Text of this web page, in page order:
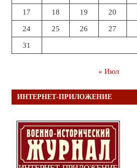
17 18 19 20
24 25 26 27
31
« Июл
ИНТЕРНЕТ-ПРИЛОЖЕНИЕ